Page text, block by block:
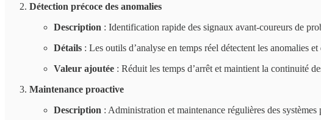
Détection précoce des anomalies
Description : Identification rapide des signaux avant-coureurs de
Détails : Les outils d’analyse en temps réel détectent les anomalies
Valeur ajoutée : Réduit les temps d’arrêt et maintient la continuité
Maintenance proactive
Description : Administration et maintenance régulières des